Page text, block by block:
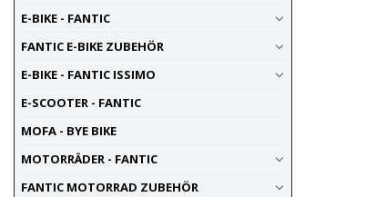
E-BIKE - FANTIC
FANTIC E-BIKE ZUBEHÖR
E-BIKE - FANTIC ISSIMO
E-SCOOTER - FANTIC
MOFA - BYE BIKE
MOTORRÄDER - FANTIC
FANTIC MOTORRAD ZUBEHÖR